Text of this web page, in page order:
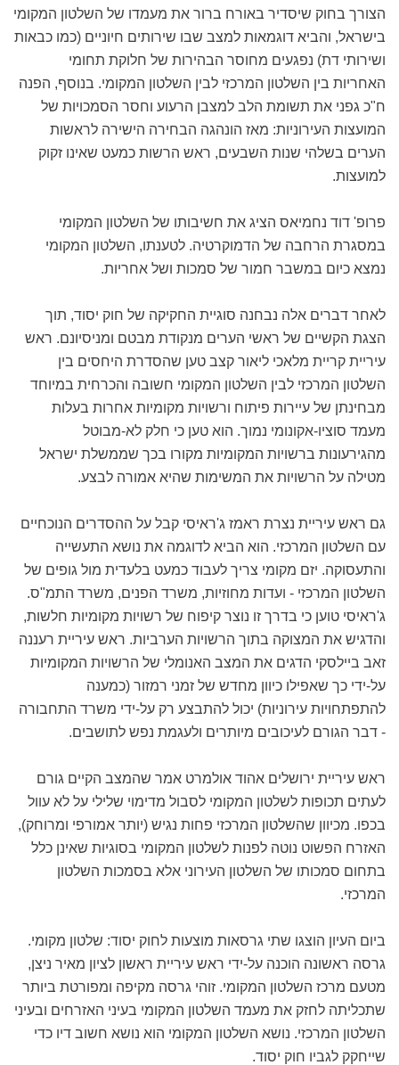
הצורך בחוק שיסדיר באורח ברור את מעמדו של השלטון המקומי
בישראל, והביא דוגמאות למצב שבו שירותים חיוניים (כמו כבאות
ושירותי דת) נפגעים מחוסר הבהירות של חלוקת תחומי
האחריות בין השלטון המרכזי לבין השלטון המקומי. בנוסף, הפנה
ח"כ גפני את תשומת הלב למצבן הרעוע וחסר הסמכויות של
המועצות העירוניות: מאז הונהגה הבחירה הישירה לראשות
הערים בשלהי שנות השבעים, ראש הרשות כמעט שאינו זקוק
למועצות.
פרופ' דוד נחמיאס הציג את חשיבותו של השלטון המקומי
במסגרת הרחבה של הדמוקרטיה. לטענתו, השלטון המקומי
נמצא כיום במשבר חמור של סמכות ושל אחריות.
לאחר דברים אלה נבחנה סוגיית החקיקה של חוק יסוד, תוך
הצגת הקשיים של ראשי הערים מנקודת מבטם ומניסיונם. ראש
עיריית קריית מלאכי ליאור קצב טען שהסדרת היחסים בין
השלטון המרכזי לבין השלטון המקומי חשובה והכרחית במיוחד
מבחינתן של עיירות פיתוח ורשויות מקומיות אחרות בעלות
מעמד סוציו-אקונומי נמוך. הוא טען כי חלק לא-מבוטל
מהגירעונות ברשויות המקומיות מקורו בכך שממשלת ישראל
מטילה על הרשויות את המשימות שהיא אמורה לבצע.
גם ראש עיריית נצרת ראמז ג'ראיסי קבל על ההסדרים הנוכחיים
עם השלטון המרכזי. הוא הביא לדוגמה את נושא התעשייה
והתעסוקה. יזם מקומי צריך לעבוד כמעט בלעדית מול גופים של
השלטון המרכזי - ועדות מחוזיות, משרד הפנים, משרד התמ"ס.
ג'ראיסי טוען כי בדרך זו נוצר קיפוח של רשויות מקומיות חלשות,
והדגיש את המצוקה בתוך הרשויות הערביות. ראש עיריית רעננה
זאב ביילסקי הדגים את המצב האנומלי של הרשויות המקומיות
על-ידי כך שאפילו כיוון מחדש של זמני רמזור (כמענה
להתפתחויות עירוניות) יכול להתבצע רק על-ידי משרד התחבורה
- דבר הגורם לעיכובים מיותרים ולעגמת נפש לתושבים.
ראש עיריית ירושלים אהוד אולמרט אמר שהמצב הקיים גורם
לעתים תכופות לשלטון המקומי לסבול מדימוי שלילי על לא עוול
בכפו. מכיוון שהשלטון המרכזי פחות נגיש (יותר אמורפי ומרוחק),
האזרח הפשוט נוטה לפנות לשלטון המקומי בסוגיות שאינן כלל
בתחום סמכותו של השלטון העירוני אלא בסמכות השלטון
המרכזי.
ביום העיון הוצגו שתי גרסאות מוצעות לחוק יסוד: שלטון מקומי.
גרסה ראשונה הוכנה על-ידי ראש עיריית ראשון לציון מאיר ניצן,
מטעם מרכז השלטון המקומי. זוהי גרסה מקיפה ומפורטת ביותר
שתכליתה לחזק את מעמד השלטון המקומי בעיני האזרחים ובעיני
השלטון המרכזי. נושא השלטון המקומי הוא נושא חשוב דיו כדי
שייחקק לגביו חוק יסוד.